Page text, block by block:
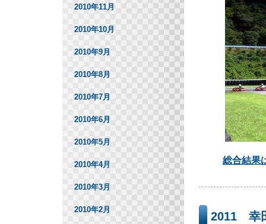
総合結果
2011 幸
2010年11月
2010年10月
2010年9月
2010年8月
2010年7月
2010年6月
2010年5月
2010年4月
2010年3月
2010年2月